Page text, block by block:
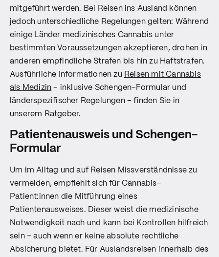
mitgeführt werden. Bei Reisen ins Ausland können
jedoch unterschiedliche Regelungen gelten: Während
einige Länder medizinisches Cannabis unter
bestimmten Voraussetzungen akzeptieren, drohen in
anderen empfindliche Strafen bis hin zu Haftstrafen.
Ausführliche Informationen zu Reisen mit Cannabis
als Medizin – inklusive Schengen-Formular und
länderspezifischer Regelungen – finden Sie in
unserem Ratgeber.
Patientenausweis und Schengen-
Formular
Um im Alltag und auf Reisen Missverständnisse zu
vermeiden, empfiehlt sich für Cannabis-
Patient:innen die Mitführung eines
Patientenausweises. Dieser weist die medizinische
Notwendigkeit nach und kann bei Kontrollen hilfreich
sein – auch wenn er keine absolute rechtliche
Absicherung bietet. Für Auslandsreisen innerhalb des